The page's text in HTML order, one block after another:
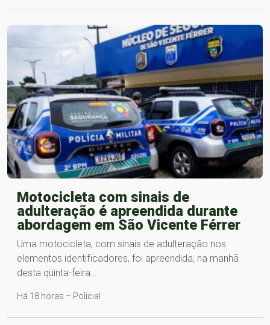
Motocicleta com sinais de
adulteração é apreendida durante
abordagem em São Vicente Férrer
Uma motocicleta, com sinais de adulteração nos
elementos identificadores, foi apreendida, na manhã
desta quinta-feira…
Há 18 horas – Policial